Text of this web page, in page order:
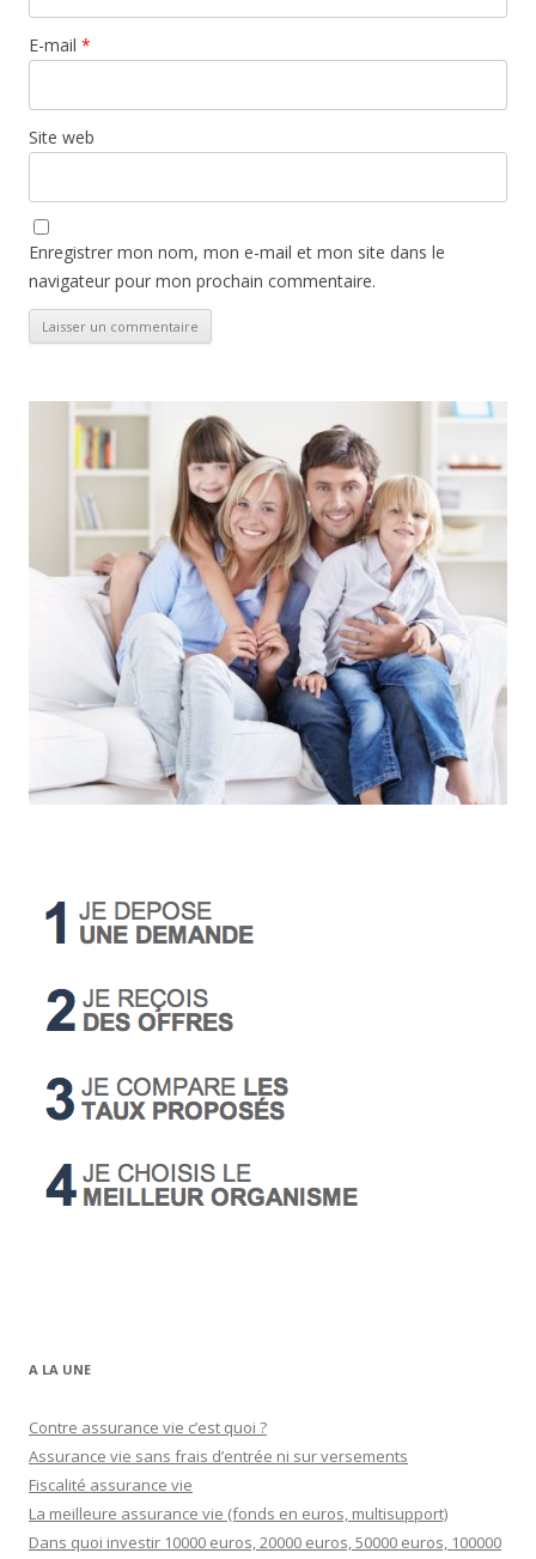
E-mail *
Site web
Enregistrer mon nom, mon e-mail et mon site dans le
navigateur pour mon prochain commentaire.
A LA UNE
Contre assurance vie c’est quoi ?
Assurance vie sans frais d’entrée ni sur versements
Fiscalité assurance vie
La meilleure assurance vie (fonds en euros, multisupport)
Dans quoi investir 10000 euros, 20000 euros, 50000 euros, 100000